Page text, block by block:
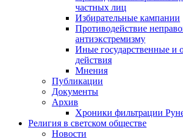
частных лиц
Избирательные кампании
Противодействие
антиэкстремизму
Иные государственные и
действия
Мнения
Публикации
Документы
Архив
Хроники фильтрации
Религия в светском обществе
Новости